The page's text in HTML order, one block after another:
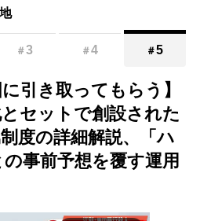
＃3 ＃4 ＃5
引き取ってもらう】
セットで創設された
度の詳細解説、「ハ
事前予想を覆す運用